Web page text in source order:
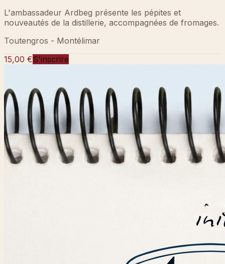
L'ambassadeur Ardbeg présente les pépites et
nouveautés de la distillerie, accompagnées de fromages.
Toutengros - Montélimar
15,00 €S'inscrire